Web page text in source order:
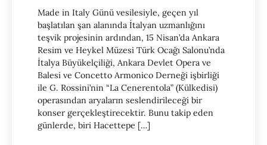
Made in Italy Günü vesilesiyle, geçen yıl
başlatılan şan alanında İtalyan uzmanlığını
teşvik projesinin ardından, 15 Nisan’da Ankara
Resim ve Heykel Müzesi Türk Ocağı Salonu’nda
İtalya Büyükelçiliği, Ankara Devlet Opera ve
Balesi ve Concetto Armonico Derneği işbirliği
ile G. Rossini’nin “La Cenerentola” (Külkedisi)
operasından aryaların seslendirileceği bir
konser gerçekleştirecektir. Bunu takip eden
günlerde, biri Hacettepe […]